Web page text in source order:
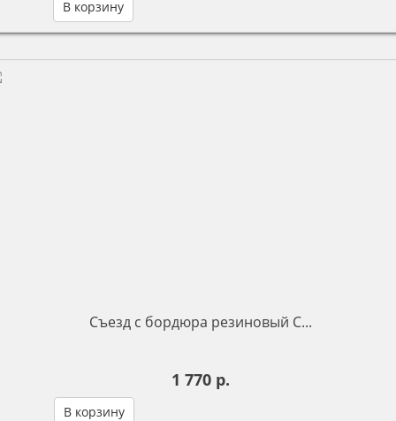
В корзину
Съезд с бордюра резиновый С...
1 770 р.
В корзину